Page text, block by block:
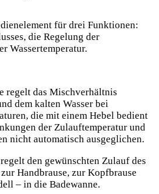
für drei Funktionen:
die Regelung der
Wassertemperatur.
regelt das Mischverhältnis
dem kalten Wasser bei
die mit einem Hebel bedient
der Zulauftemperatur und
nicht automatisch ausgeglichen.
den gewünschten Zulauf des
Handbrause, zur Kopfbrause
– in die Badewanne.